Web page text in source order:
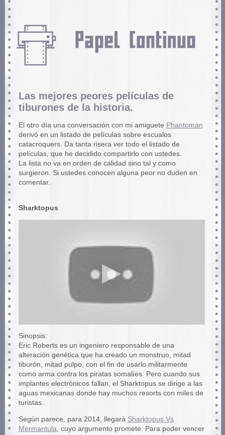
Las mejores peores películas de
tiburones de la historia.
El otro día una conversación con mi amiguete Phantoman
derivó en un listado de películas sobre escualos
catacroquers. Da tanta risera ver todo el listado de
películas, que he decidido compartirlo con ustedes.
La lista no va en orden de calidad sino tal y como
surgieron. Si ustedes conocen alguna peor no duden en
comentar.
Sharktopus
Sinopsis:
Eric Roberts es un ingeniero responsable de una
alteración genética que ha creado un monstruo, mitad
tiburón, mitad pulpo, con el fin de usarlo militarmente
como arma contra los piratas somalíes. Pero cuando sus
implantes electrónicos fallan, el Sharktopus se dirige a las
aguas mexicanas donde hay muchos resorts con miles de
turistas..
Según parece, para 2014, llegará Sharktopus Vs
Mermantula , cuyo argumento promete: Para poder vencer